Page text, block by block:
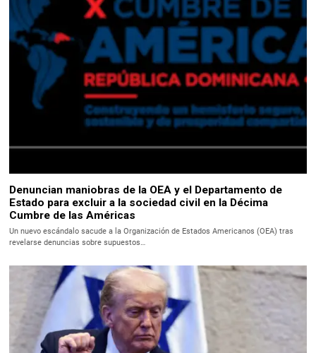
Denuncian maniobras de la OEA y el Departamento de
Estado para excluir a la sociedad civil en la Décima
Cumbre de las Américas
Un nuevo escándalo sacude a la Organización de Estados Americanos (OEA) tras
revelarse denuncias sobre supuestos…